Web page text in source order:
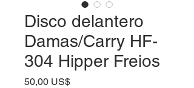
Disco delantero
Damas/Carry HF-
304 Hipper Freios
50,00 US$Precio